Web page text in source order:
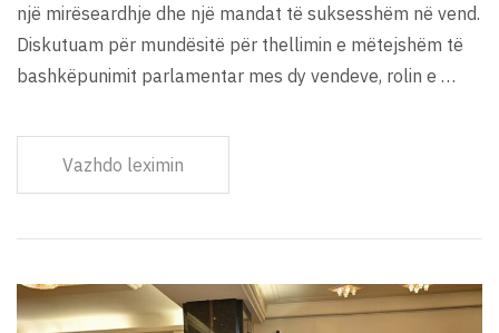
një mirëseardhje dhe një mandat të suksesshëm në vend.
Diskutuam për mundësitë për thellimin e mëtejshëm të
bashkëpunimit parlamentar mes dy vendeve, rolin e …
Vazhdo leximin